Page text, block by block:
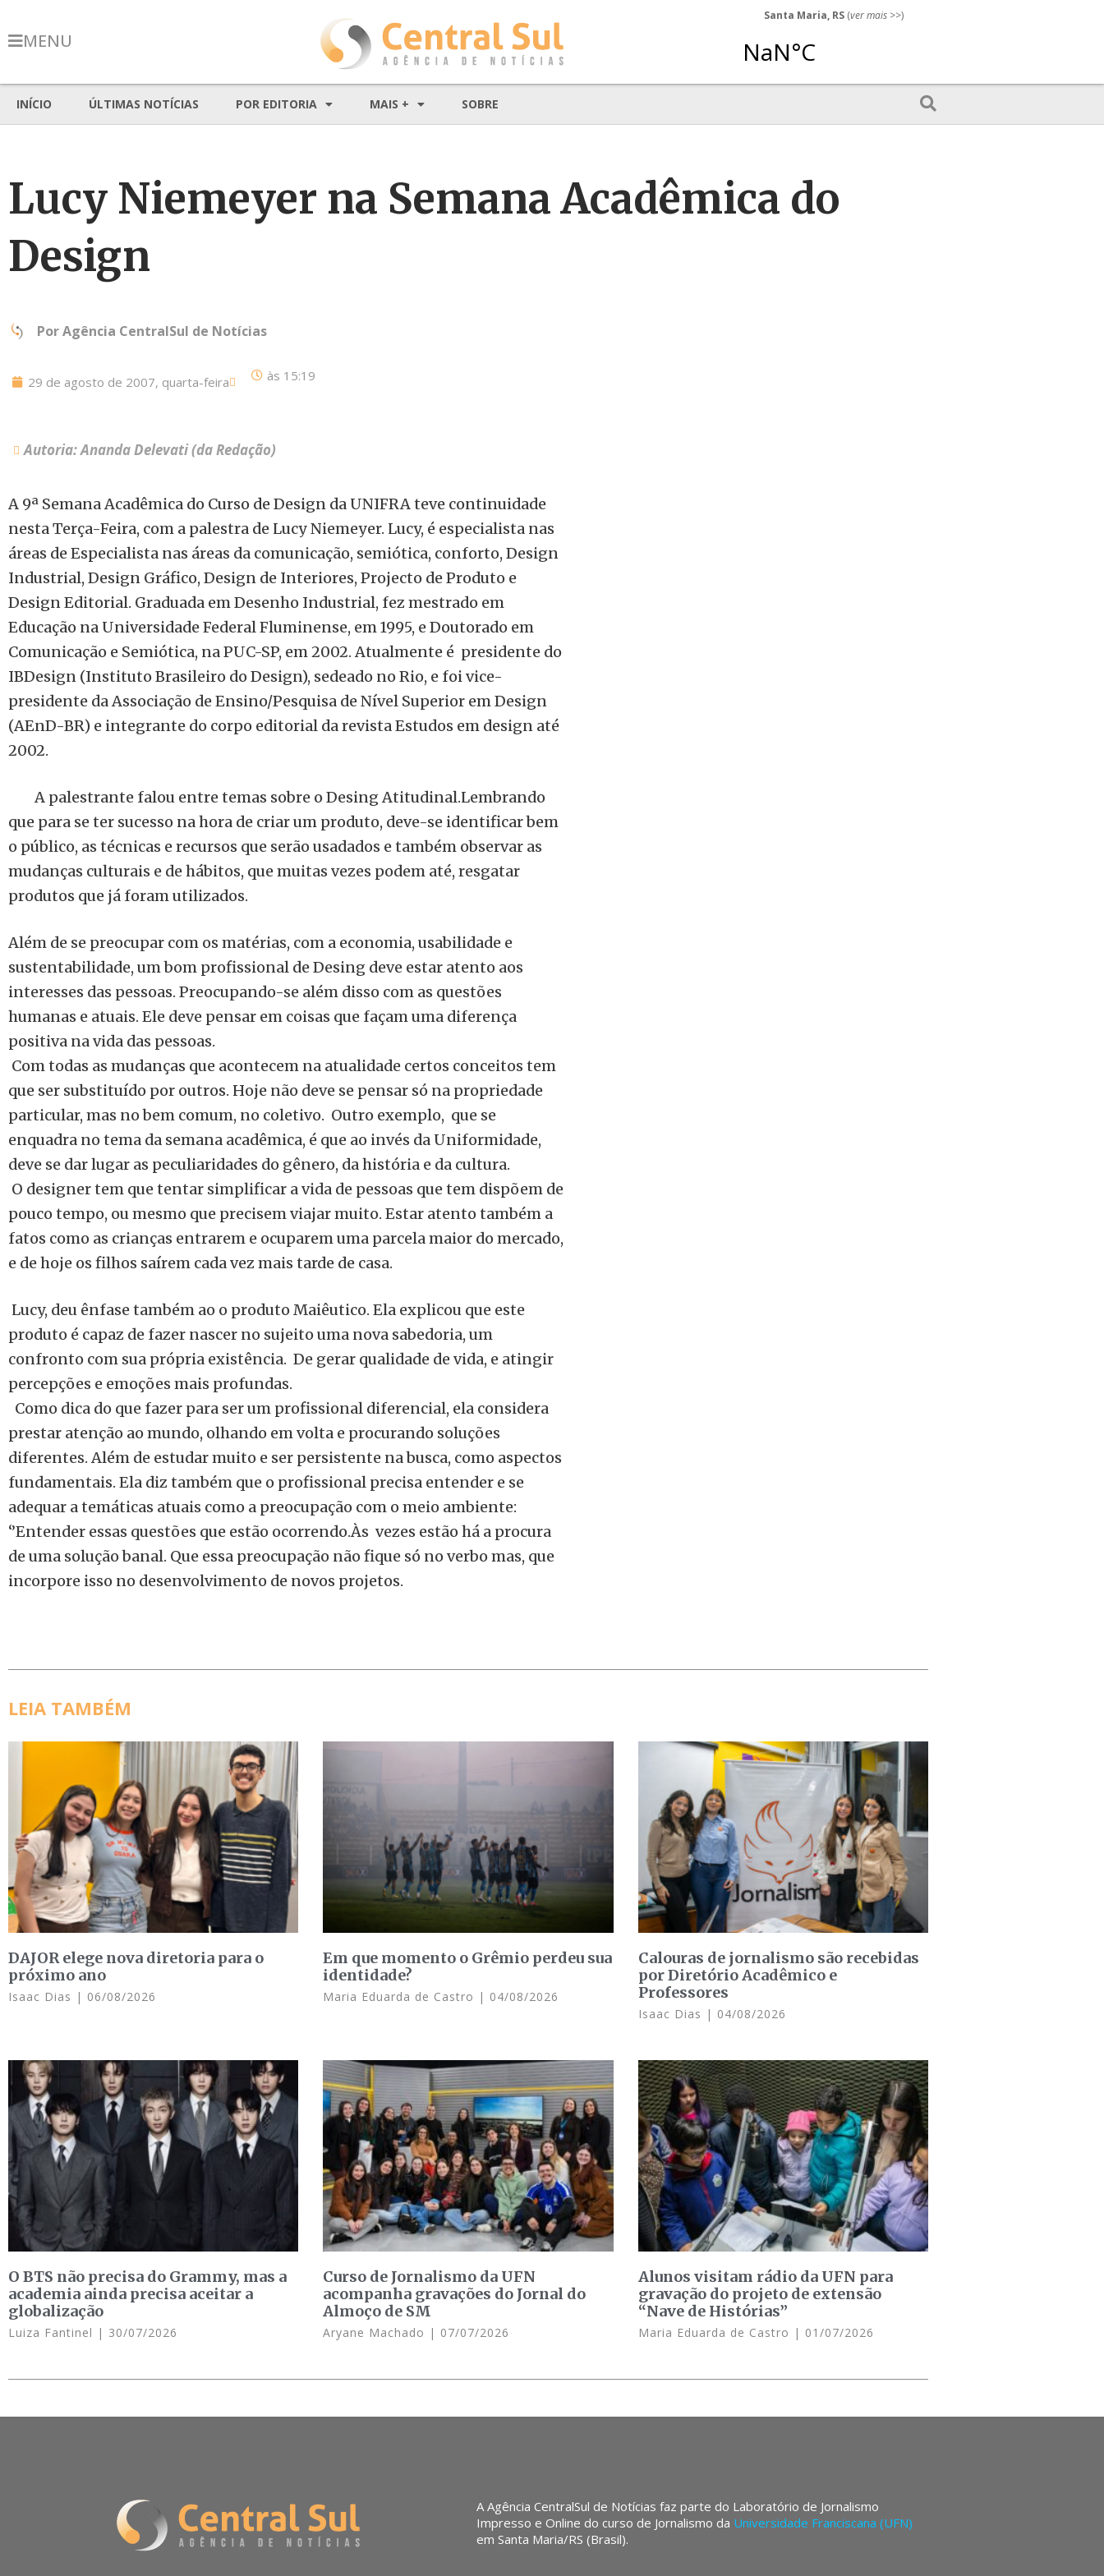
MENU
Santa Maria, RS (ver mais >>)
INÍCIO ÚLTIMAS NOTÍCIAS POR EDITORIA MAIS + SOBRE
Lucy Niemeyer na Semana Acadêmica do
Design
PorAgência CentralSul de Notícias
29 de agosto de 2007, quarta-feira às 15:19
Autoria: Ananda Delevati (da Redação)
A 9ª Semana Acadêmica do Curso de Design da UNIFRA teve continuidade
nesta Terça-Feira, com a palestra de Lucy Niemeyer. Lucy, é especialista nas
áreas de Especialista nas áreas da comunicação, semiótica, conforto, Design
Industrial, Design Gráfico, Design de Interiores, Projecto de Produto e
Design Editorial. Graduada em Desenho Industrial, fez mestrado em
Educação na Universidade Federal Fluminense, em 1995, e Doutorado em
Comunicação e Semiótica, na PUC-SP, em 2002. Atualmente é presidente do
IBDesign (Instituto Brasileiro do Design), sedeado no Rio, e foi vice-
presidente da Associação de Ensino/Pesquisa de Nível Superior em Design
(AEnD-BR) e integrante do corpo editorial da revista Estudos em design até
2002.
A palestrante falou entre temas sobre o Desing Atitudinal.Lembrando
que para se ter sucesso na hora de criar um produto, deve-se identificar bem
o público, as técnicas e recursos que serão usadados e também observar as
mudanças culturais e de hábitos, que muitas vezes podem até, resgatar
produtos que já foram utilizados.
Além de se preocupar com os matérias, com a economia, usabilidade e
sustentabilidade, um bom profissional de Desing deve estar atento aos
interesses das pessoas. Preocupando-se além disso com as questões
humanas e atuais. Ele deve pensar em coisas que façam uma diferença
positiva na vida das pessoas.
Com todas as mudanças que acontecem na atualidade certos conceitos tem
que ser substituído por outros. Hoje não deve se pensar só na propriedade
particular, mas no bem comum, no coletivo. Outro exemplo, que se
enquadra no tema da semana acadêmica, é que ao invés da Uniformidade,
deve se dar lugar as peculiaridades do gênero, da história e da cultura.
O designer tem que tentar simplificar a vida de pessoas que tem dispõem de
pouco tempo, ou mesmo que precisem viajar muito. Estar atento também a
fatos como as crianças entrarem e ocuparem uma parcela maior do mercado,
e de hoje os filhos saírem cada vez mais tarde de casa.
Lucy, deu ênfase também ao o produto Maiêutico. Ela explicou que este
produto é capaz de fazer nascer no sujeito uma nova sabedoria, um
confronto com sua própria existência. De gerar qualidade de vida, e atingir
percepções e emoções mais profundas.
Como dica do que fazer para ser um profissional diferencial, ela considera
prestar atenção ao mundo, olhando em volta e procurando soluções
diferentes. Além de estudar muito e ser persistente na busca, como aspectos
fundamentais. Ela diz também que o profissional precisa entender e se
adequar a temáticas atuais como a preocupação com o meio ambiente:
‘’Entender essas questões que estão ocorrendo.Às vezes estão há a procura
de uma solução banal. Que essa preocupação não fique só no verbo mas, que
incorpore isso no desenvolvimento de novos projetos.
LEIA TAMBÉM
DAJOR elege nova diretoria para o
próximo ano
Isaac Dias 06/08/2026
Em que momento o Grêmio perdeu sua
identidade?
Maria Eduarda de Castro 04/08/2026
Calouras de jornalismo são recebidas
por Diretório Acadêmico e
Professores
Isaac Dias 04/08/2026
O BTS não precisa do Grammy, mas a
academia ainda precisa aceitar a
globalização
Luiza Fantinel 30/07/2026
Curso de Jornalismo da UFN
acompanha gravações do Jornal do
Almoço de SM
Aryane Machado 07/07/2026
Alunos visitam rádio da UFN para
gravação do projeto de extensão
“Nave de Histórias”
Maria Eduarda de Castro 01/07/2026
A Agência CentralSul de Notícias faz parte do Laboratório de Jornalismo
Impresso e Online do curso de Jornalismo da Universidade Franciscana (UFN)
em Santa Maria/RS (Brasil).